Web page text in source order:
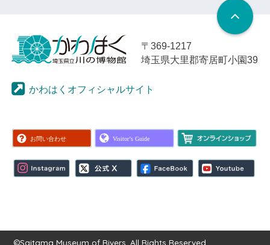
〒369-1217
埼玉県大里郡寄居町小園39
かわはくオフィシャルサイト
©Saitama Museum of Rivers. All Rights Reserved.